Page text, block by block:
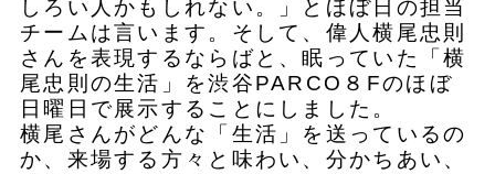
しろい人かもしれない。」とほぼ日の担当
チームは言います。そして、偉人横尾忠則
さんを表現するならばと、眠っていた「横
尾忠則の生活」を渋谷PARCO８Fのほぼ
日曜日で展示することにしました。
横尾さんがどんな「生活」を送っているの
か、来場する方々と味わい、分かちあい、